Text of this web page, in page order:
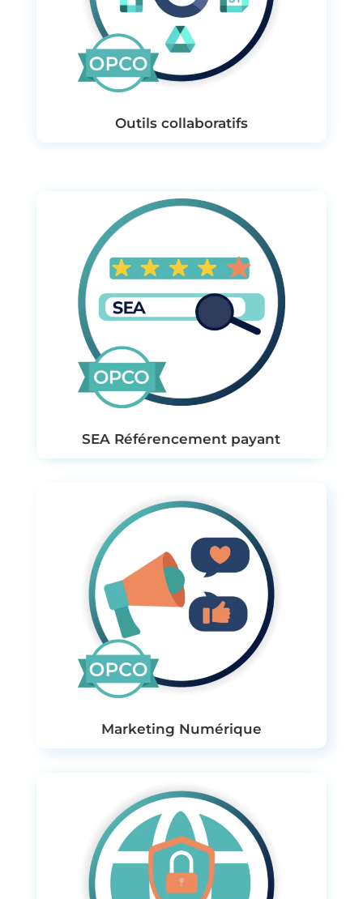
Outils collaboratifs
SEA Référencement payant
Marketing Numérique